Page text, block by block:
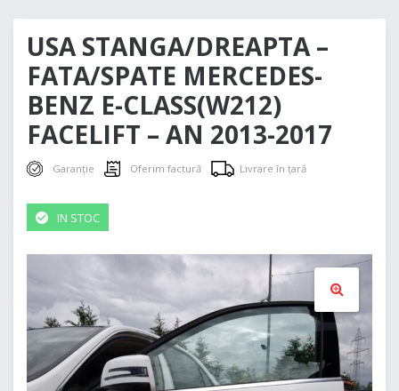
USA STANGA/DREAPTA –
FATA/SPATE MERCEDES-
BENZ E-CLASS(W212)
FACELIFT – AN 2013-2017
Garanție Oferim factură Livrare în țară
IN STOC
🔍